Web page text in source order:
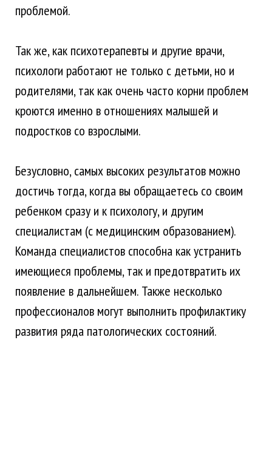
проблемой.
Так же, как психотерапевты и другие врачи,
психологи работают не только с детьми, но и
родителями, так как очень часто корни проблем
кроются именно в отношениях малышей и
подростков со взрослыми.
Безусловно, самых высоких результатов можно
достичь тогда, когда вы обращаетесь со своим
ребенком сразу и к психологу, и другим
специалистам (с медицинским образованием).
Команда специалистов способна как устранить
имеющиеся проблемы, так и предотвратить их
появление в дальнейшем. Также несколько
профессионалов могут выполнить профилактику
развития ряда патологических состояний.